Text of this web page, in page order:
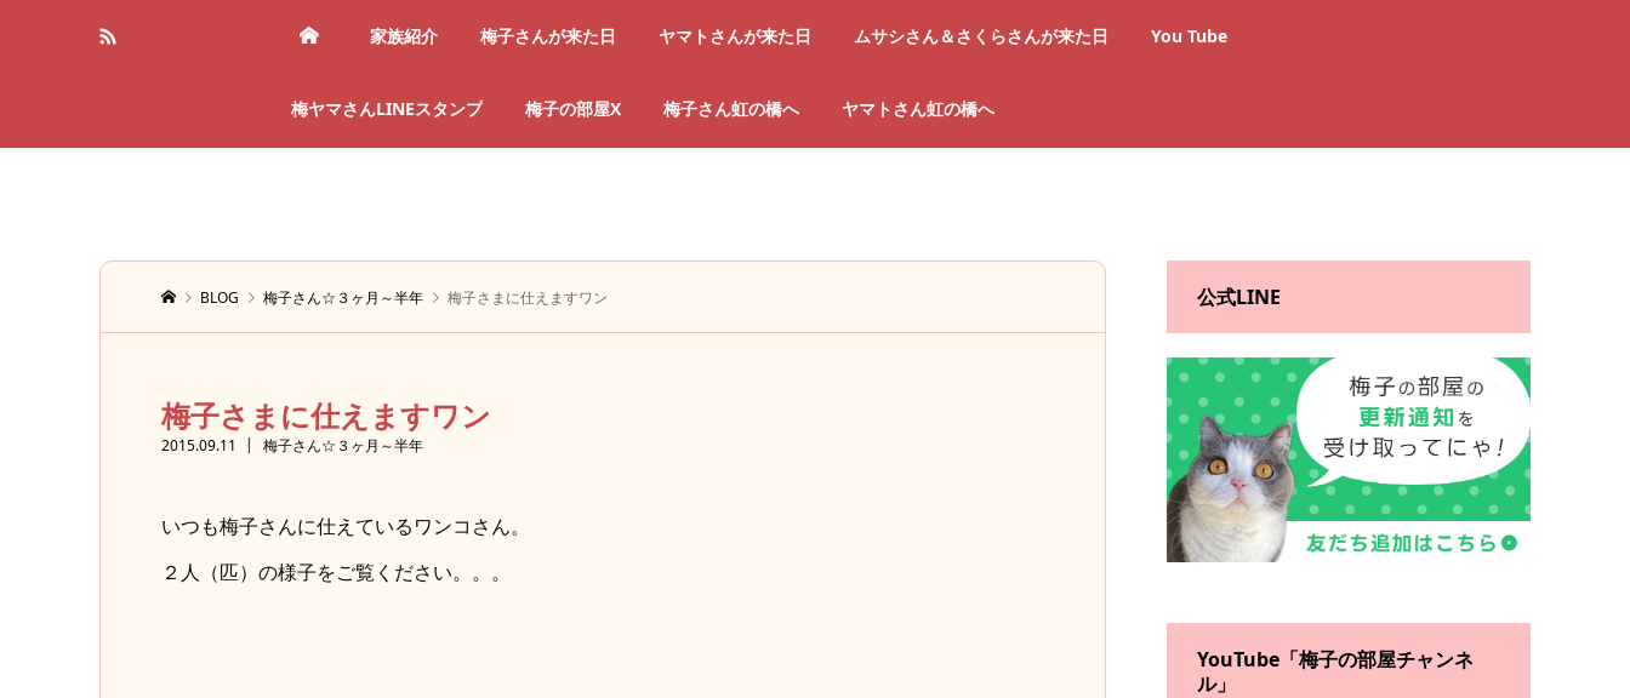
家族紹介 梅子さんが来た日 ヤマトさんが来た日 ムサシさん＆さくらさんが来た日 You Tube
梅ヤマさんLINEスタンプ 梅子の部屋X 梅子さん虹の橋へ ヤマトさん虹の橋へ
BLOG 梅子さん☆３ヶ月～半年 梅子さまに仕えますワン
梅子さまに仕えますワン
2015.09.11 梅子さん☆３ヶ月～半年
いつも梅子さんに仕えているワンコさん。
２人（匹）の様子をご覧ください。。。
公式LINE
YouTube「梅子の部屋チャンネ
ル」